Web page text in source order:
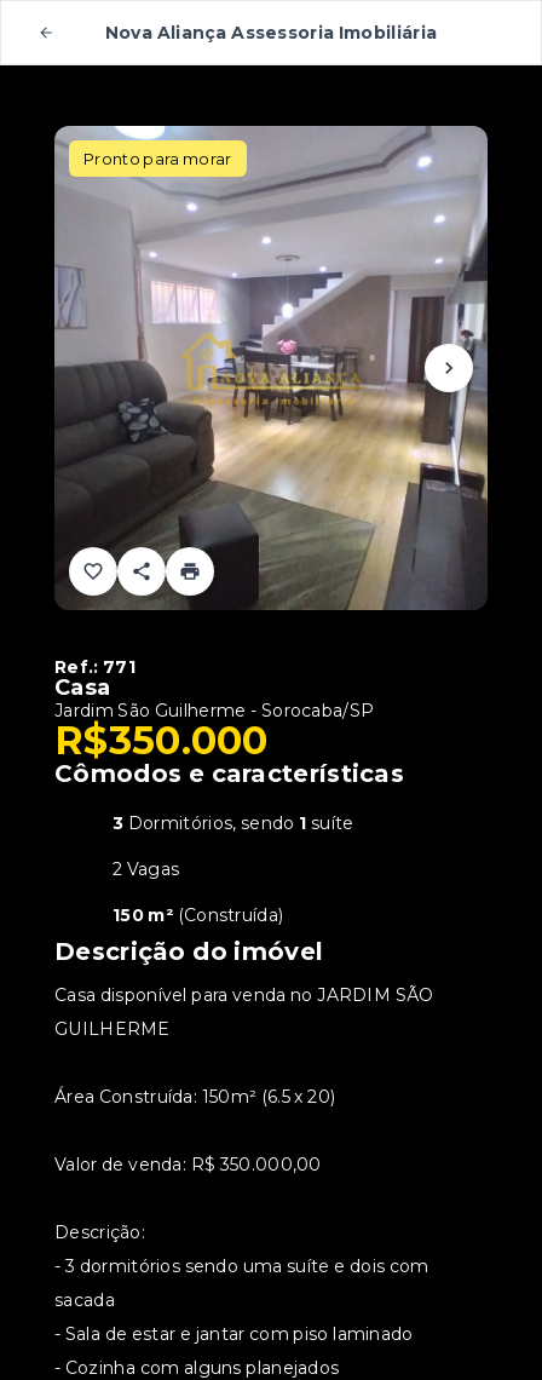
Nova Aliança Assessoria Imobiliária
Pronto para morar
Ref.: 771
Casa
Jardim São Guilherme - Sorocaba/SP
R$350.000
Cômodos e características
3 Dormitórios, sendo 1 suíte
2 Vagas
150 m² (Construída)
Descrição do imóvel
Casa disponível para venda no JARDIM SÃO
GUILHERME
Área Construída: 150m² (6.5 x 20)
Valor de venda: R$ 350.000,00
Descrição:
- 3 dormitórios sendo uma suíte e dois com
sacada
- Sala de estar e jantar com piso laminado
- Cozinha com alguns planejados